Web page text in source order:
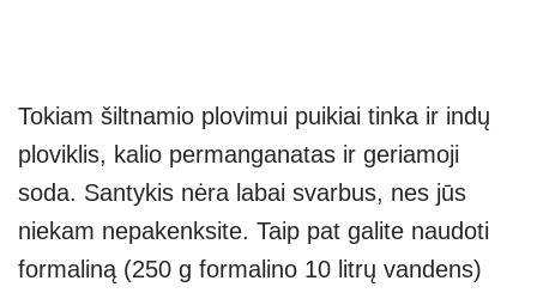
Tokiam šiltnamio plovimui puikiai tinka ir indų
ploviklis, kalio permanganatas ir geriamoji
soda. Santykis nėra labai svarbus, nes jūs
niekam nepakenksite. Taip pat galite naudoti
formaliną (250 g formalino 10 litrų vandens)